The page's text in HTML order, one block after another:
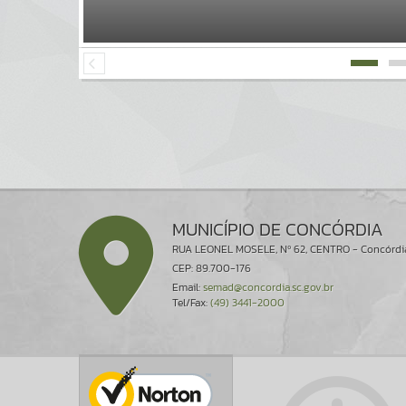
MUNICÍPIO DE CONCÓRDIA
RUA LEONEL MOSELE, Nº 62, CENTRO -
CEP: 89.700-176
Email:semad@concordia.sc.gov.br
Tel/Fax:(49) 3441-2000